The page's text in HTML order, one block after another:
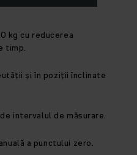
kg cu reducerea
timp.
și în poziții înclinate
intervalul de măsurare.
a punctului zero.